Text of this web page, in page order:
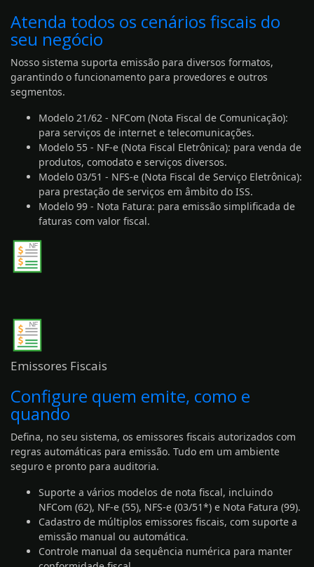
Atenda todos os cenários fiscais do
seu negócio
Nosso sistema suporta emissão para diversos formatos,
garantindo o funcionamento para provedores e outros
segmentos.
Modelo 21/62 - NFCom (Nota Fiscal de Comunicação):
para serviços de internet e telecomunicações.
Modelo 55 - NF-e (Nota Fiscal Eletrônica): para venda de
produtos, comodato e serviços diversos.
Modelo 03/51 - NFS-e (Nota Fiscal de Serviço Eletrônica):
para prestação de serviços em âmbito do ISS.
Modelo 99 - Nota Fatura: para emissão simplificada de
faturas com valor fiscal.
Emissores Fiscais
Configure quem emite, como e
quando
Defina, no seu sistema, os emissores fiscais autorizados com
regras automáticas para emissão. Tudo em um ambiente
seguro e pronto para auditoria.
Suporte a vários modelos de nota fiscal, incluindo
NFCom (62), NF-e (55), NFS-e (03/51*) e Nota Fatura (99).
Cadastro de múltiplos emissores fiscais, com suporte a
emissão manual ou automática.
Controle manual da sequência numérica para manter